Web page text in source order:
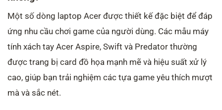
Một số dòng laptop Acer được thiết kế đặc biệt để đáp
ứng nhu cầu chơi game của người dùng. Các mẫu máy
tính xách tay Acer Aspire, Swift và Predator thường
được trang bị card đồ họa mạnh mẽ và hiệu suất xử lý
cao, giúp bạn trải nghiệm các tựa game yêu thích mượt
mà và sắc nét.